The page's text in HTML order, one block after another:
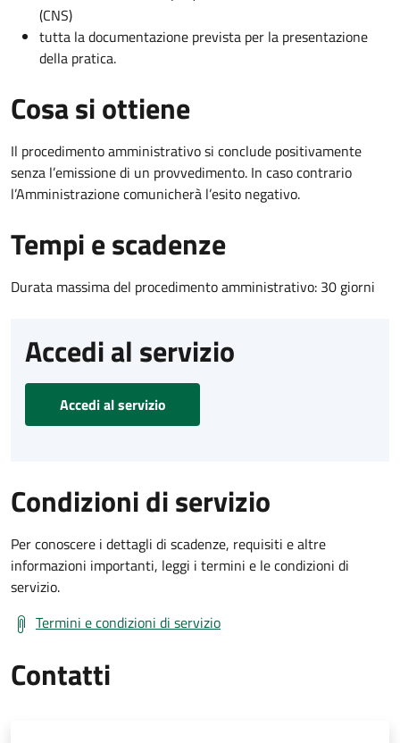
(CNS)
tutta la documentazione prevista per la presentazione
della pratica.
Cosa si ottiene
Il procedimento amministrativo si conclude positivamente
senza l’emissione di un provvedimento. In caso contrario
l’Amministrazione comunicherà l’esito negativo.
Tempi e scadenze
Durata massima del procedimento amministrativo: 30 giorni
Accedi al servizio
Accedi al servizio
Condizioni di servizio
Per conoscere i dettagli di scadenze, requisiti e altre
informazioni importanti, leggi i termini e le condizioni di
servizio.
Termini e condizioni di servizio
Contatti